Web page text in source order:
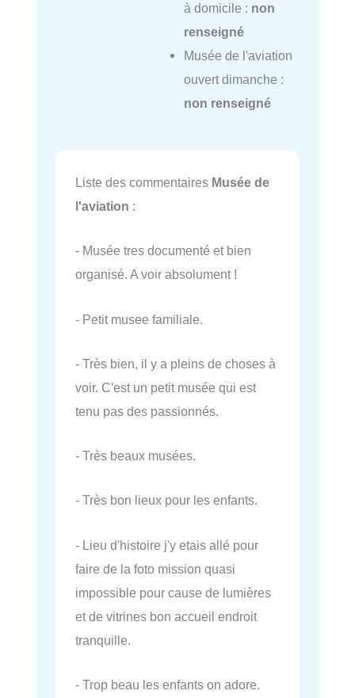
à domicile : non
renseigné
Musée de l'aviation
ouvert dimanche :
non renseigné
Liste des commentaires Musée de
l'aviation :
- Musée tres documenté et bien
organisé. A voir absolument !
- Petit musee familiale.
- Très bien, il y a pleins de choses à
voir. C'est un petit musée qui est
tenu pas des passionnés.
- Très beaux musées.
- Très bon lieux pour les enfants.
- Lieu d'histoire j'y etais allé pour
faire de la foto mission quasi
impossible pour cause de lumières
et de vitrines bon accueil endroit
tranquille.
- Trop beau les enfants on adore.